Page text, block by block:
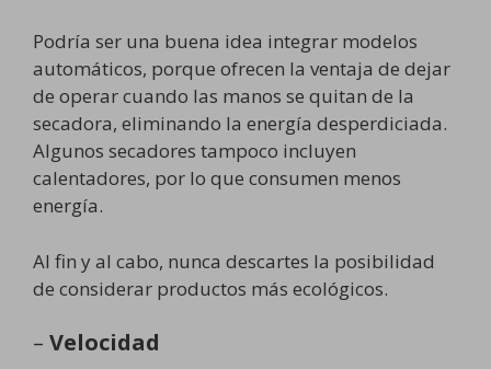
Podría ser una buena idea integrar modelos
automáticos, porque ofrecen la ventaja de dejar
de operar cuando las manos se quitan de la
secadora, eliminando la energía desperdiciada.
Algunos secadores tampoco incluyen
calentadores, por lo que consumen menos
energía.
Al fin y al cabo, nunca descartes la posibilidad
de considerar productos más ecológicos.
– Velocidad